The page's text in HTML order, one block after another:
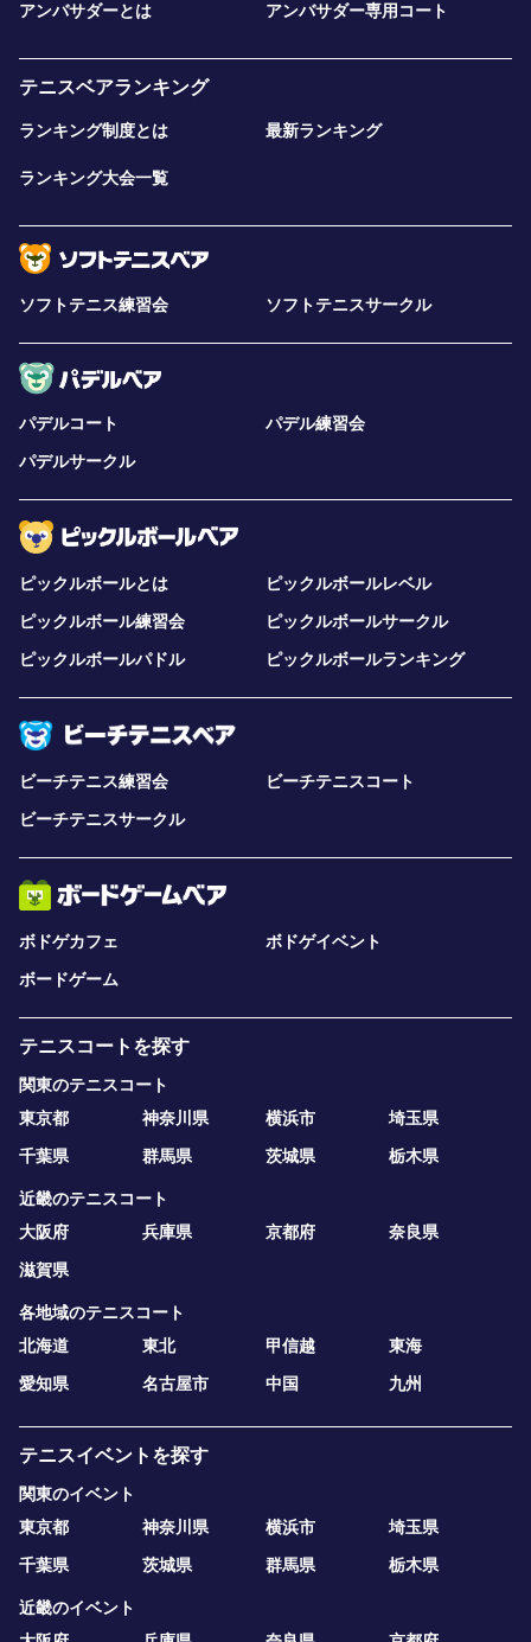
アンバサダーとは アンバサダー専用コート
テニスベアランキング
ランキング制度とは 最新ランキング
ランキング大会一覧
ソフトテニス練習会 ソフトテニスサークル
パデルコート
パデル練習会
パデルサークル
ピックルボールとは
ピックルボールレベル
ピックルボール練習会
ピックルボールサークル
ピックルボールパドル
ピックルボールランキング
ビーチテニス練習会
ビーチテニスコート
ビーチテニスサークル
ボドゲカフェ
ボドゲイベント
ボードゲーム
テニスコートを探す
関東のテニスコート
東京都
神奈川県 横浜市
埼玉県
千葉県
群馬県 茨城県 栃木県
近畿のテニスコート
大阪府
兵庫県 京都府
奈良県
滋賀県
各地域のテニスコート
北海道
東北 甲信越
東海
愛知県
名古屋市 中国 九州
テニスイベントを探す
関東のイベント
東京都
神奈川県 横浜市
埼玉県
千葉県
茨城県 群馬県 栃木県
近畿のイベント